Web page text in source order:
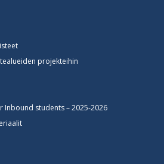
projekteihin
Inbound students – 2025-2026